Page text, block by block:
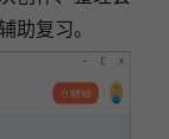
助复习。